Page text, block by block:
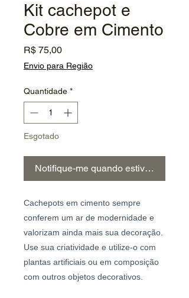
Kit cachepot e
Cobre em Cimento
R$ 75,00Preço
Envio para Região
Quantidade *
Esgotado
Notifique-me quando estiver
Cachepots em cimento sempre
conferem um ar de modernidade e
valorizam ainda mais sua decoração.
Use sua criatividade e utilize-o com
plantas artificiais ou em composição
com outros objetos decorativos.